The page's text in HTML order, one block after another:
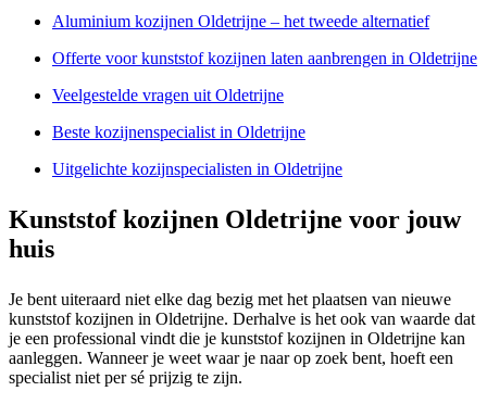
Aluminium kozijnen Oldetrijne – het tweede alternatief
Offerte voor kunststof kozijnen laten aanbrengen in Oldetrijne
Veelgestelde vragen uit Oldetrijne
Beste kozijnenspecialist in Oldetrijne
Uitgelichte kozijnspecialisten in Oldetrijne
Kunststof kozijnen Oldetrijne voor jouw
huis
Je bent uiteraard niet elke dag bezig met het plaatsen van nieuwe
kunststof kozijnen in Oldetrijne. Derhalve is het ook van waarde dat
je een professional vindt die je kunststof kozijnen in Oldetrijne kan
aanleggen. Wanneer je weet waar je naar op zoek bent, hoeft een
specialist niet per sé prijzig te zijn.